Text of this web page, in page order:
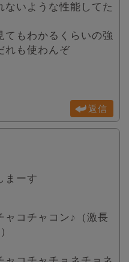
ないような性能してた
てもわかるくらいの強
れも使わんぞ
返信
まーす
ャコチャコン♪（激長